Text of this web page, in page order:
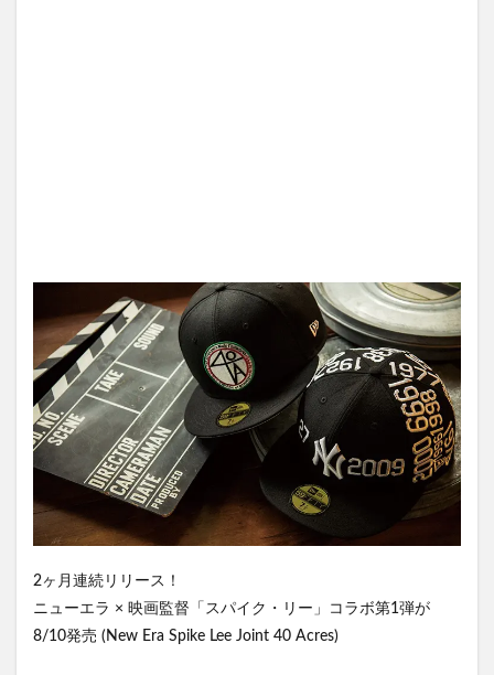
2ヶ月連続リリース！
ニューエラ × 映画監督「スパイク・リー」コラボ第1弾が
8/10発売 (New Era Spike Lee Joint 40 Acres)